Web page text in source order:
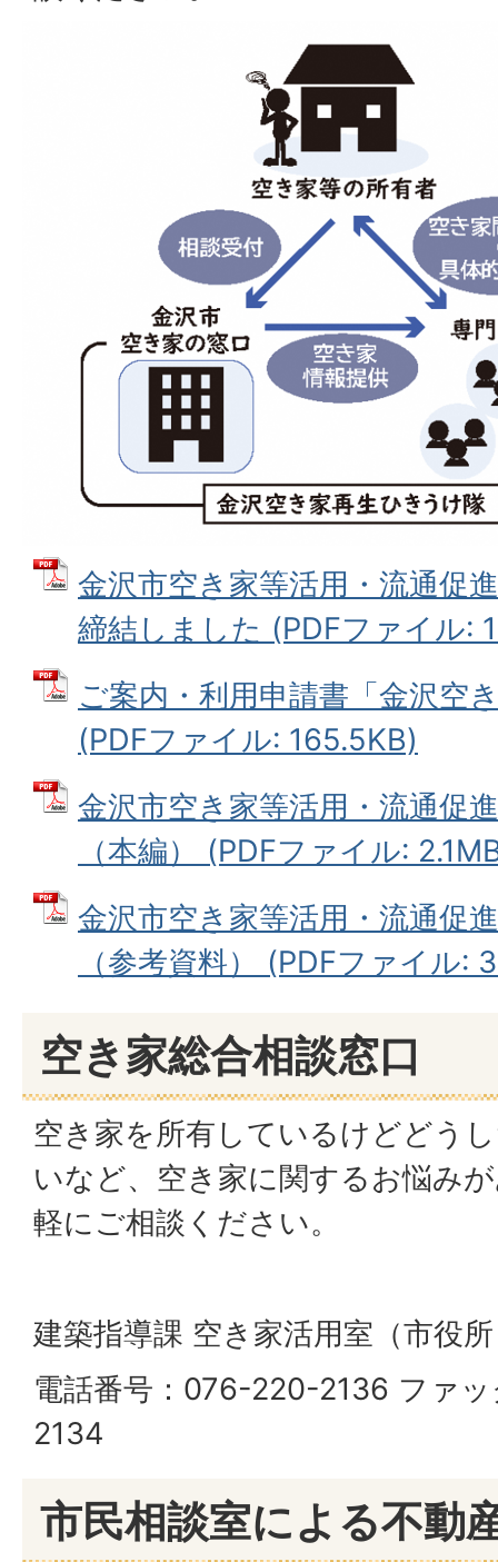
金沢市空き家等活用・流通促
締結しました (PDFファイル:
ご案内・利用申請書「金沢空
(PDFファイル: 165.5KB)
金沢市空き家等活用・流通促
（本編） (PDFファイル:
金沢市空き家等活用・流通促
（参考資料） (PDFファイル:
空き家総合相談窓口
空き家を所有しているけどどう
いなど、空き家に関するお悩み
軽にご相談ください。
建築指導課 空き家活用室（市役
電話番号：076-220-2136 ファ
2134
市民相談室による不動